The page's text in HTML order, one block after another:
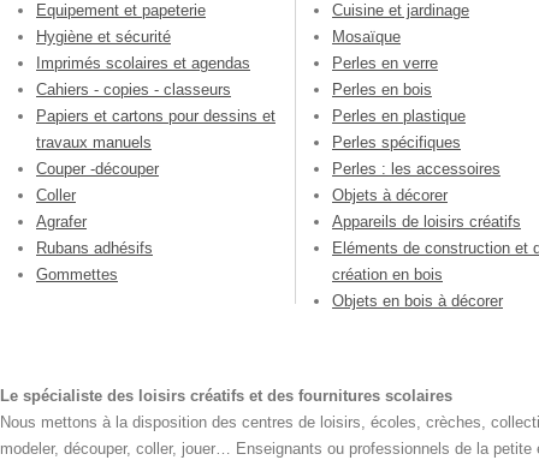
Equipement et papeterie
Hygiène et sécurité
Imprimés scolaires et agendas
Cahiers - copies - classeurs
Papiers et cartons pour dessins et
travaux manuels
Couper -découper
Coller
Agrafer
Rubans adhésifs
Gommettes
Cuisine et jardinage
Mosaïque
Perles en verre
Perles en bois
Perles en plastique
Perles spécifiques
Perles : les accessoires
Objets à décorer
Appareils de loisirs créatifs
Eléments de construction et
création en bois
Objets en bois à décorer
Le spécialiste des loisirs créatifs et des fournitures scolaires
Nous mettons à la disposition des centres de loisirs, écoles, crèches,
modeler, découper, coller, jouer… Enseignants ou professionnels de la